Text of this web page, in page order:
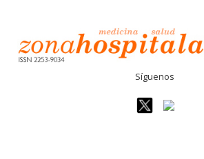
Síguenos